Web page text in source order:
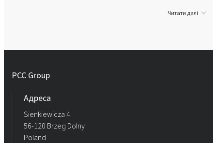
Читати далі
PCC Group
Адреса
Sienkiewicza 4
56-120 Brzeg Dolny
Poland